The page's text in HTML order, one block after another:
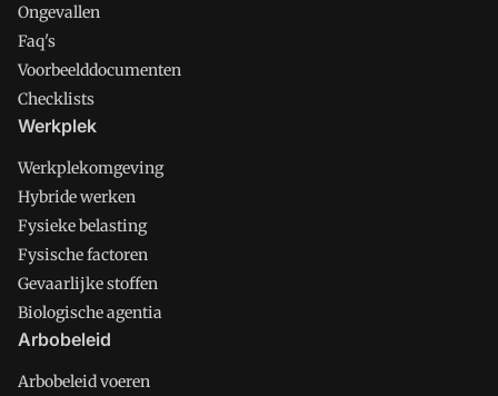
Ongevallen
Faq's
Voorbeelddocumenten
Checklists
Werkplek
Werkplekomgeving
Hybride werken
Fysieke belasting
Fysische factoren
Gevaarlijke stoffen
Biologische agentia
Arbobeleid
Arbobeleid voeren